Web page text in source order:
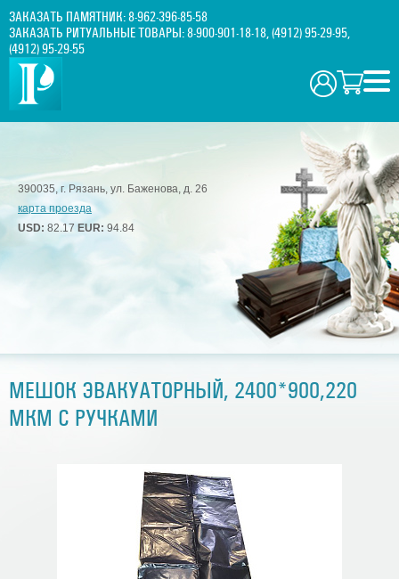
ЗАКАЗАТЬ ПАМЯТНИК:8-962-396-85-58
ЗАКАЗАТЬ РИТУАЛЬНЫЕ ТОВАРЫ:8-900-901-18-18,(4912) 95-29-95,
(4912) 95-29-55
390035, г. Рязань, ул. Баженова, д. 26
карта проезда
USD: 82.17 EUR: 94.84
МЕШОК ЭВАКУАТОРНЫЙ, 2400*900,220
МКМ С РУЧКАМИ